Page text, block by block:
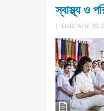
স্বাস্থ্য ও
Date: April 30,